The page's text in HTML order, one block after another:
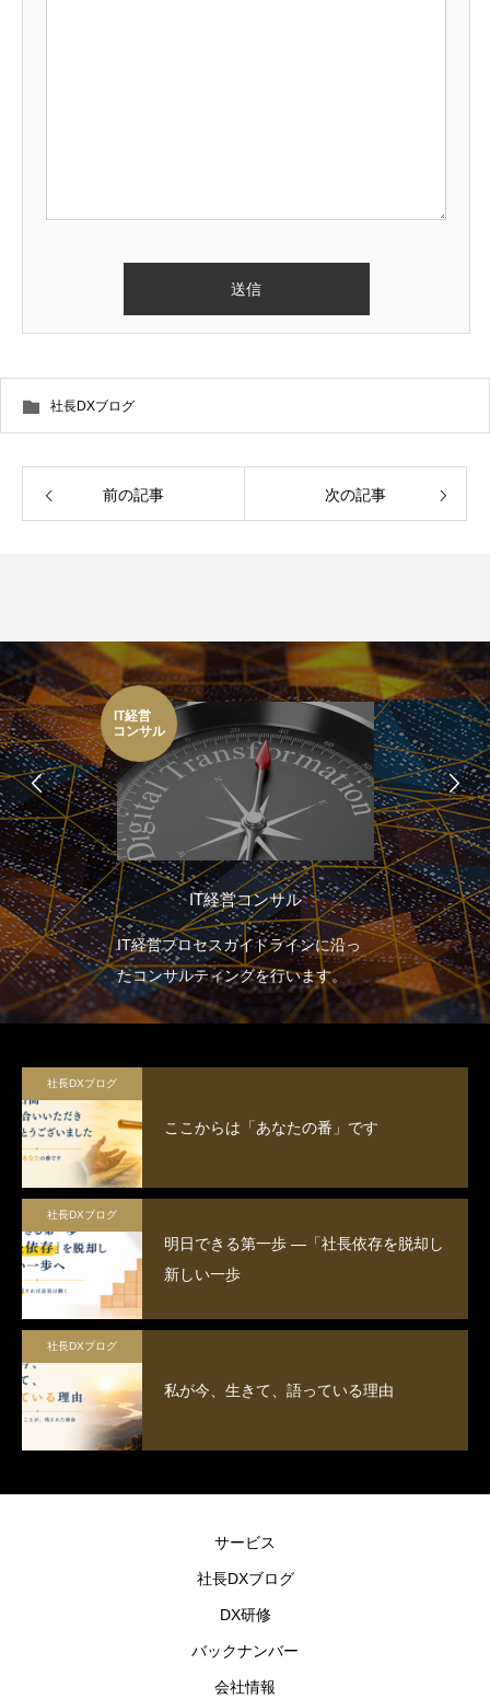
社長DXブログ
前の記事 次の記事
IT経営
コンサル
IT経営コンサル
IT経営プロセスガイドラインに沿っ
たコンサルティングを行います。
社長DXブログ
ここからは「あなたの番」です
社長DXブログ
明日できる第一歩 ―「社長依存を脱却し
新しい一歩
社長DXブログ
私が今、生きて、語っている理由
サービス
社長DXブログ
DX研修
バックナンバー
会社情報